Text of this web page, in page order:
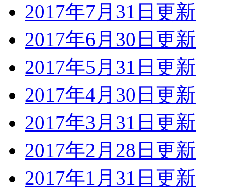
2017年7月31日更新
2017年6月30日更新
2017年5月31日更新
2017年4月30日更新
2017年3月31日更新
2017年2月28日更新
2017年1月31日更新